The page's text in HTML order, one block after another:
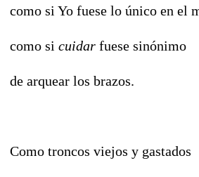
como si Yo fuese lo único en el
como si cuidar fuese sinónimo
de arquear los brazos.
Como troncos viejos y gastados